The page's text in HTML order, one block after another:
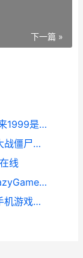
下一篇 »
重返未来1999梁月心相如何选 重返未来1999是什么类型
植物大战僵尸如何对付读报僵尸 植物大战僵尸如何找回账号
线
CrazyGames不收费在线游戏入口 CrazyGames网页版直接秒玩不用等 crazy cow游戏下载
《天刀手机游戏》轻功如何飞得更远 手机游戏天涯明月刀